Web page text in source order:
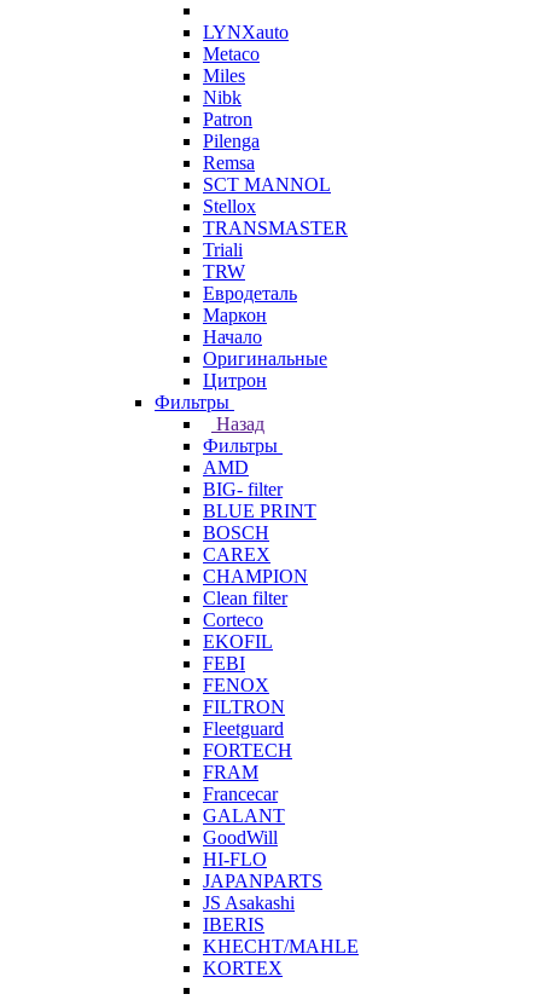
LYNXauto
Metaco
Miles
Nibk
Patron
Pilenga
Remsa
SCT MANNOL
Stellox
TRANSMASTER
Triali
TRW
Евродеталь
Маркон
Начало
Оригинальные
Цитрон
Фильтры
Назад
Фильтры
AMD
BIG- filter
BLUE PRINT
BOSCH
CAREX
CHAMPION
Clean filter
Corteco
EKOFIL
FEBI
FENOX
FILTRON
Fleetguard
FORTECH
FRAM
Francecar
GALANT
GoodWill
HI-FLO
JAPANPARTS
JS Asakashi
IBERIS
KHECHT/MAHLE
KORTEX